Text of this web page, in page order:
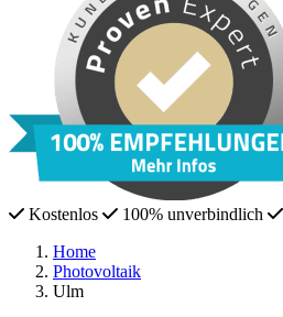
Kostenlos 100% unverbindlich
Home
Photovoltaik
Ulm